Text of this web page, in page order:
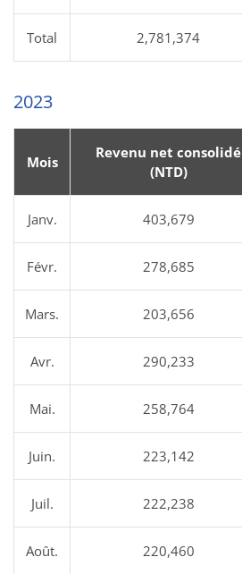
Total 2,781,374
2023
Mois
Revenu net consolidé
(NTD)
Janv. 403,679
Févr. 278,685
Mars. 203,656
Avr. 290,233
Mai. 258,764
Juin. 223,142
Juil. 222,238
Août. 220,460